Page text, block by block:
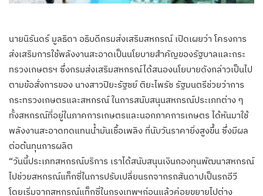
นายนิรันดร์ มูลธิดา อธิบดีกรมส่งเสริมสหกรณ์ เปิดเผยว่า โครงการ
ส่งเสริมการใช้พลังงานสะอาดเป็นนโยบายสำคัญของรัฐบาลและกระ
ทรวงเกษตรฯ ซึ่งกรมส่งเสริมสหกรณ์ได้สนองนโยบายดังกล่าวเป็นไป
ตามข้อสั่งการของ นางสาวปิยะรัฐชย์ ติยะไพรัช รัฐมนตรีช่วยว่าการ
กระทรวงเกษตรและสหกรณ์ ในการสนับสนุนสหกรณ์ประเภทต่าง ๆ
ทั้งสหกรณ์ที่อยู่ในภาคการเกษตรและนอกภาคการเกษตร ได้หันมาใช้
พลังงานสะอาดทดแทนน้ำมันเชื้อเพลิง ที่นับวันราคายิ่งสูงขึ้น ซึ่งมีผล
ต่อต้นทุนการผลิต
“วันนี้ประเภทสหกรณ์บริการ เราได้สนับสนุนเงินกองทุนพัฒนาสหกรณ์
ไปช่วยสหกรณ์แท็กซี่ในการปรับเปลี่ยนรถจากรถสันดาปเป็นรถอีวี
โดยเริ่มจากสหกรณ์แท็กซี่ในกรุงเทพฯก่อนแล้วค่อยขยายไปต่าง